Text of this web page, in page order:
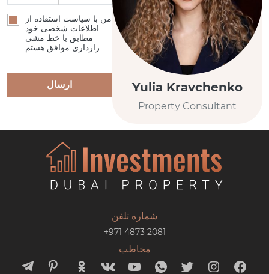
Yulia Kravchenko
Property Consultant
من با سیاست استفاده از
اطلاعات شخصی خود
مطابق با خط مشی
رازداری موافق هستم
ارسال
شماره تلفن
+971 4873 2081
مخاطب